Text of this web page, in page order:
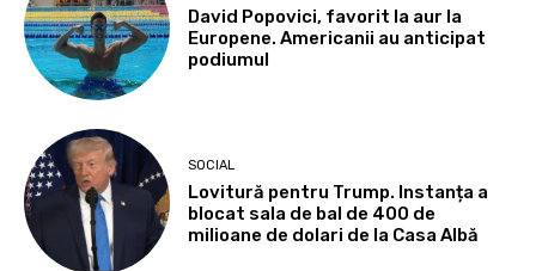
David Popovici, favorit la aur la
Europene. Americanii au anticipat
podiumul
SOCIAL
Lovitură pentru Trump. Instanța a
blocat sala de bal de 400 de
milioane de dolari de la Casa Albă